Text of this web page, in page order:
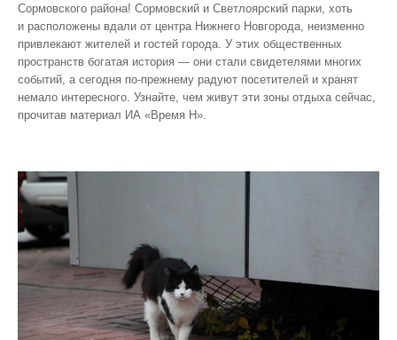
Сормовского района! Сормовский и Светлоярский парки, хоть
и расположены вдали от центра Нижнего Новгорода, неизменно
привлекают жителей и гостей города. У этих общественных
пространств богатая история — они стали свидетелями многих
событий, а сегодня по‑прежнему радуют посетителей и хранят
немало интересного. Узнайте, чем живут эти зоны отдыха сейчас,
прочитав материал ИА «Время Н».